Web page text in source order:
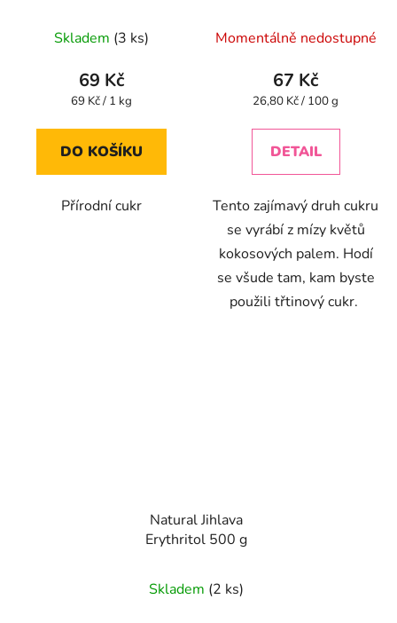
Skladem (3 ks)
69 Kč
Měrná
69 Kč / 1 kg
DO KOŠÍKU
Přírodní cukr
Momentálně nedostupné
67 Kč
Měrná
26,80 Kč / 100 g
DETAIL
Tento zajímavý druh cukru
se vyrábí z mízy květů
kokosových palem. Hodí
se všude tam, kam byste
použili třtinový cukr.
Natural Jihlava
Erythritol 500 g
Skladem (2 ks)